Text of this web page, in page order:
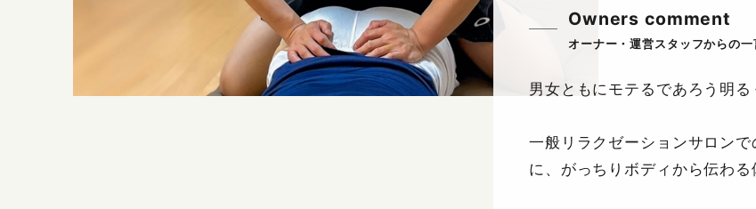
Owners comment
男女ともにモテるであろう明
一般リラクゼーションサロン
に、がっちりボディから伝わ